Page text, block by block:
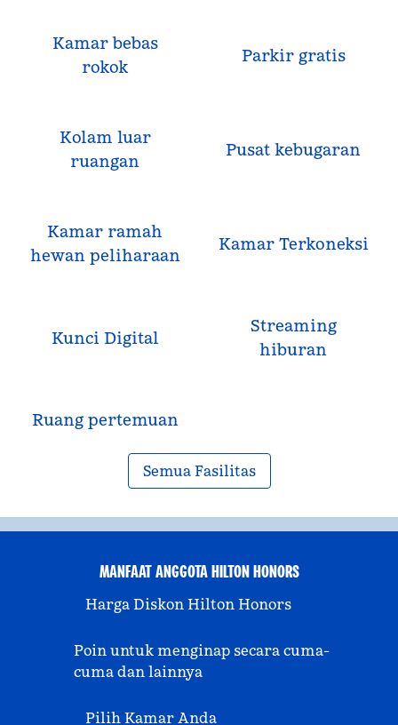
Kamar bebas
rokok
Parkir gratis
Kolam luar
ruangan
Pusat kebugaran
Kamar ramah
hewan peliharaan
Kamar Terkoneksi
Kunci Digital
Streaming
hiburan
Ruang pertemuan
Semua Fasilitas
MANFAAT ANGGOTA HILTON HONORS
Harga Diskon Hilton Honors
Poin untuk menginap secara cuma-
cuma dan lainnya
Pilih Kamar Anda